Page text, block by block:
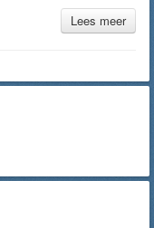
Lees meer